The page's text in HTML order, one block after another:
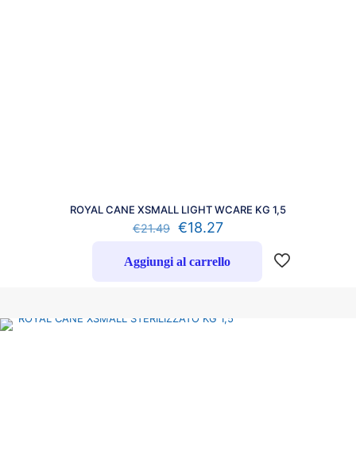
ROYAL CANE XSMALL LIGHT WCARE KG 1,5
€21.49 €18.27
Aggiungi al carrello